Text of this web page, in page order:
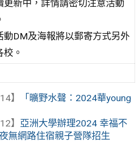
更新中，詳情請密切注意活動
動DM及海報將以郵寄方式另外
校。
】
「曠野水聲：2024華young
】 亞洲大學辦理2024 幸福不
無網路住宿親子營隊招生